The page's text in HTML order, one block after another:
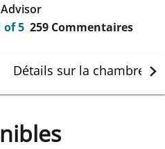
259 Commentaires
Détails sur la chambre